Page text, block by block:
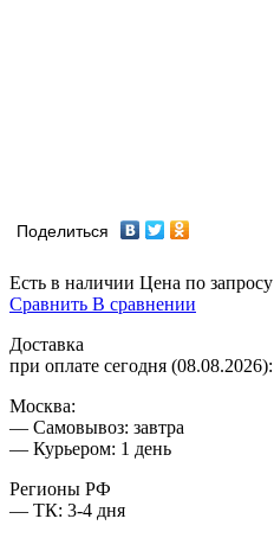
Поделиться
Есть в наличии Цена по запросу
Сравнить В сравнении
Доставка
при оплате сегодня (08.08.2026):
Москва:
— Самовывоз: завтра
— Курьером: 1 день
Регионы РФ
— ТК: 3-4 дня